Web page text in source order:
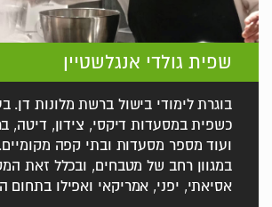
שפית גולדי אנגלשטיין
בוגרת לימודי בישול ברשת מלונות דן.
כשפית במסעדות דיקסי, צידון, דיטה,
ועוד מספר מסעדות ובתי קפה
במגוון רחב של מטבחים, ובכלל זאת
אסיאתי, יפני, אמריקאי ואפילו בתחום